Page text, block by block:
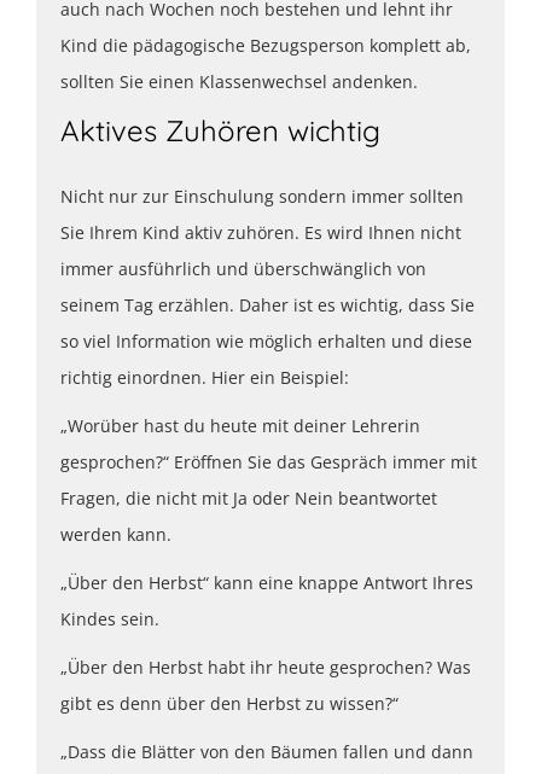
auch nach Wochen noch bestehen und lehnt ihr
Kind die pädagogische Bezugsperson komplett ab,
sollten Sie einen Klassenwechsel andenken.
Aktives Zuhören wichtig
Nicht nur zur Einschulung sondern immer sollten
Sie Ihrem Kind aktiv zuhören. Es wird Ihnen nicht
immer ausführlich und überschwänglich von
seinem Tag erzählen. Daher ist es wichtig, dass Sie
so viel Information wie möglich erhalten und diese
richtig einordnen. Hier ein Beispiel:
„Worüber hast du heute mit deiner Lehrerin
gesprochen?“ Eröffnen Sie das Gespräch immer mit
Fragen, die nicht mit Ja oder Nein beantwortet
werden kann.
„Über den Herbst“ kann eine knappe Antwort Ihres
Kindes sein.
„Über den Herbst habt ihr heute gesprochen? Was
gibt es denn über den Herbst zu wissen?“
„Dass die Blätter von den Bäumen fallen und dann